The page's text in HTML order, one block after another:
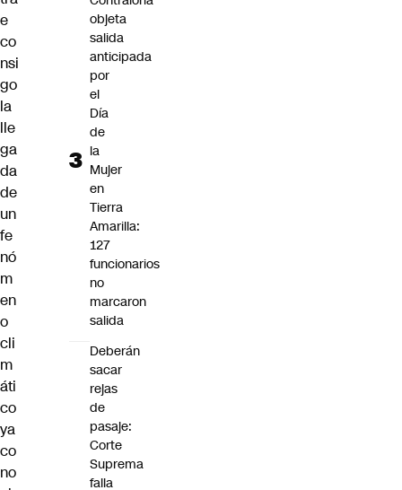
e
co
nsi
go
la
lle
ga
da
de
un
fe
nó
m
en
o
cli
m
áti
co
ya
co
no
objeta
salida
anticipada
por
el
Día
de
la
Mujer
en
Tierra
Amarilla:
127
funcionarios
no
marcaron
salida
Deberán
sacar
rejas
de
pasaje:
Corte
Suprema
falla